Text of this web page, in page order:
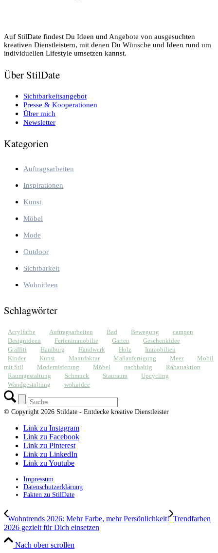
Auf StilDate findest Du Ideen und Angebote von ausgesuchten
kreativen Dienstleistern, mit denen Du Wünsche und Ideen rund um
individuellen Lifestyle umsetzen kannst.
Über StilDate
Sichtbarkeitsangebot
Presse & Kooperationen
Über mich
Newsletter
Kategorien
Auftragsarbeiten
Inspirationen
Kunst
Möbel
Mode
Outdoor
Sichtbarkeit
Wohnideen
Schlagwörter
Acrylfarbe Auftragsarbeiten Bad Bewegung
campen
Designideen
Ferienimmobilie Garten
Geschenkidee
Graffiti
Hamburg Handwerk Holz
Immobilien
Kinder
Kunst Manufaktur Maßanfertigung Meer
Mobil
mit Stil
Modernisierung Möbel nachhaltig
Rabattaktion
Raumgestaltung
Schmuck Stauraum
Upcycling
Wandgestaltung
wohnidee
© Copyright 2026 Stildate - Entdecke kreative Dienstleister
Link zu Instagram
Link zu Facebook
Link zu Pinterest
Link zu LinkedIn
Link zu Youtube
Impressum
Datenschutzerklärung
Fakten zu StilDate
Wohntrends 2026: Mehr Farbe, mehr Persönlichkeit! Trendfarben
2026 gezielt für Dich einsetzen
Nach oben scrollen